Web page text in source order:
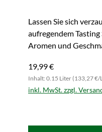
Lassen Sie sich
aufregendem
Aromen und
19,99 €
Inhalt: 0.15 Liter (133,27 €/
inkl. MwSt. zzgl.